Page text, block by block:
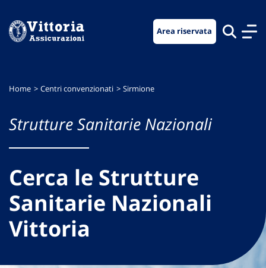
menu
contenuto
footer
Area riservata
Home Centri convenzionati Sirmione
Strutture Sanitarie Nazionali
Cerca le Strutture
Sanitarie Nazionali
Vittoria